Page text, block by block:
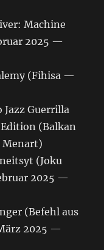
Machine
2025 —
(Fihisa —
Jazz Guerrilla
(Balkan
Menart)
(Joku
2025 —
(Befehl aus
2025 —